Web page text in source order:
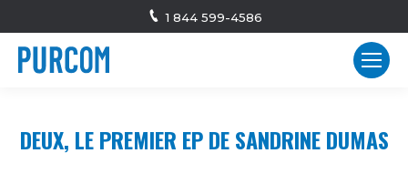
1 844 599-4586
DEUX, LE PREMIER EP DE SANDRINE DUMAS